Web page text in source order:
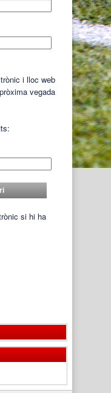
i lloc web
vegada
si hi ha